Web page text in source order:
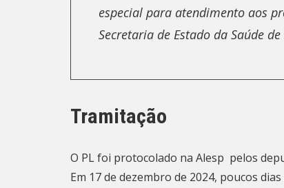
especial para atendimento aos
Secretaria de Estado da Saúde de
Tramitação
O PL foi protocolado na Alesp pelos
Em 17 de dezembro de 2024, poucos